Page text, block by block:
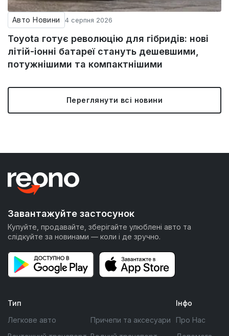
Авто Новини 4 серпня 2026
Toyota готує революцію для гібридів: нові
літій-іонні батареї стануть дешевшими,
потужнішими та компактнішими
Переглянути всі новини
Завантажуйте застосунок
Купуйте, продавайте, зберігайте улюблені авто та
слідкуйте за новинами — коли і де зручно.
Тип
Легкове авто
Причепи та аксесуари
Інфо
Про Нас